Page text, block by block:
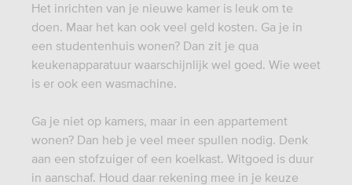
Het inrichten van je nieuwe kamer is leuk om te
doen. Maar het kan ook veel geld kosten. Ga je in
een studentenhuis wonen? Dan zit je qua
keukenapparatuur waarschijnlijk wel goed. Wie weet
is er ook een wasmachine.
Ga je niet op kamers, maar in een appartement
wonen? Dan heb je veel meer spullen nodig. Denk
aan een stofzuiger of een koelkast. Witgoed is duur
in aanschaf. Houd daar rekening mee in je keuze